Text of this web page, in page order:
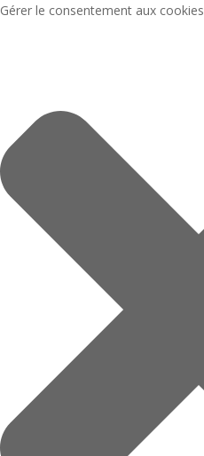
Gérer le consentement aux cookies